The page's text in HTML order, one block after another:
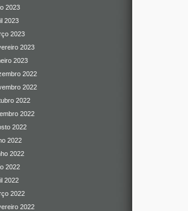
2023
2023
2023
2023
2023
2022
2022
2022
2022
2022
2022
2022
2022
2022
2022
2022